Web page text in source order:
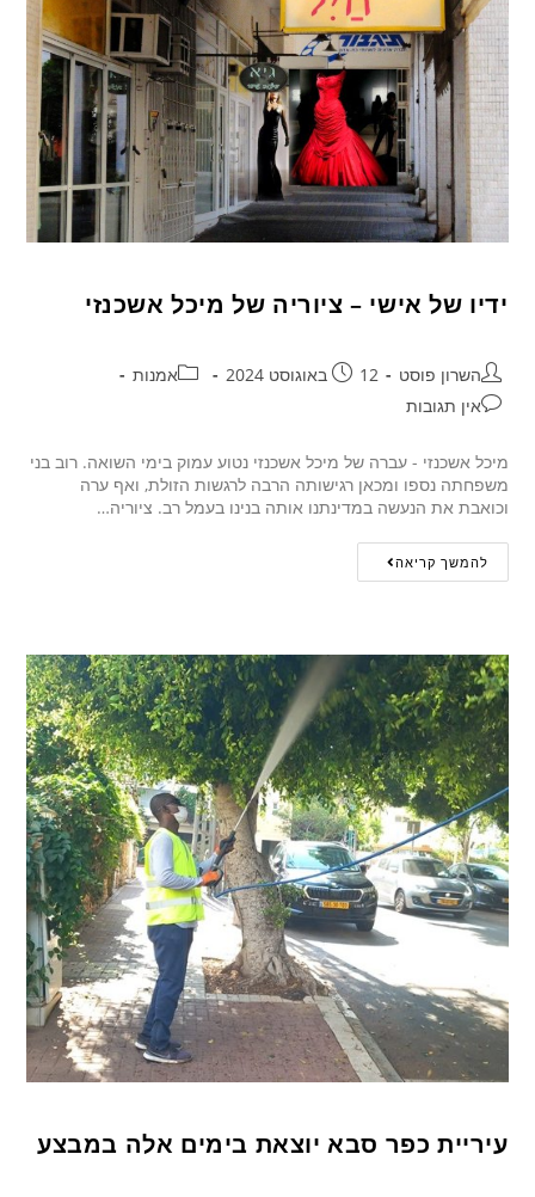
ידיו של אישי – ציוריה של מיכל אשכנזי
השרון פוסט 12 באוגוסט 2024
אמנות
אין תגובות
מיכל אשכנזי - עברה של מיכל אשכנזי נטוע עמוק בימי השואה. רוב בני
משפחתה נספו ומכאן רגישותה הרבה לרגשות הזולת, ואף ערה
וכואבת את הנעשה במדינתנו אותה בנינו בעמל רב. ציוריה…
להמשך קריאה
עיריית כפר סבא יוצאת בימים אלה במבצע